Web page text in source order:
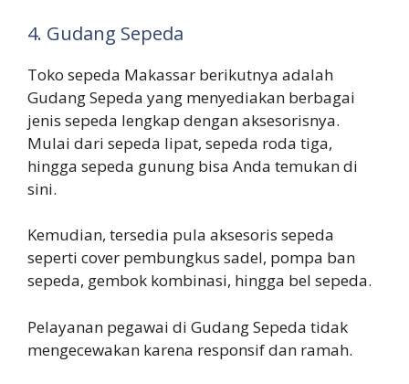
4. Gudang Sepeda
Toko sepeda Makassar berikutnya adalah
Gudang Sepeda yang menyediakan berbagai
jenis sepeda lengkap dengan aksesorisnya.
Mulai dari sepeda lipat, sepeda roda tiga,
hingga sepeda gunung bisa Anda temukan di
sini.
Kemudian, tersedia pula aksesoris sepeda
seperti cover pembungkus sadel, pompa ban
sepeda, gembok kombinasi, hingga bel sepeda.
Pelayanan pegawai di Gudang Sepeda tidak
mengecewakan karena responsif dan ramah.